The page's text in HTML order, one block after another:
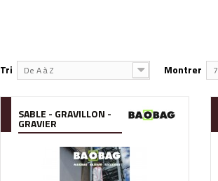
Tri De A à Z Montrer 7
SABLE - GRAVILLON -
GRAVIER